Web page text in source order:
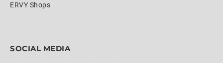
ERVY Shops
SOCIAL MEDIA